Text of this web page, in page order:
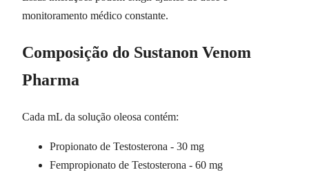
monitoramento médico constante.
Composição do Sustanon Venom
Pharma
Cada mL da solução oleosa contém:
Propionato de Testosterona - 30 mg
Fempropionato de Testosterona - 60 mg